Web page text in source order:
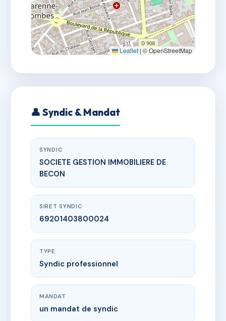
Leaflet | © OpenStreetMap
👤 Syndic & Mandat
SYNDIC
SOCIETE GESTION IMMOBILIERE DE
BECON
SIRET SYNDIC
69201403800024
TYPE
Syndic professionnel
MANDAT
un mandat de syndic